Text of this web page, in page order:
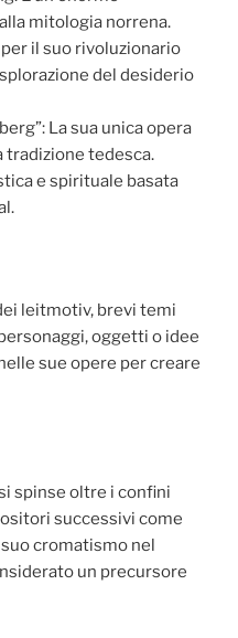
mitologia norrena.
il suo rivoluzionario
del desiderio
La sua unica opera
tradizione tedesca.
e spirituale basata
leitmotiv, brevi temi
oggetti o idee
sue opere per creare
spinse oltre i confini
successivi come
cromatismo nel
un precursore